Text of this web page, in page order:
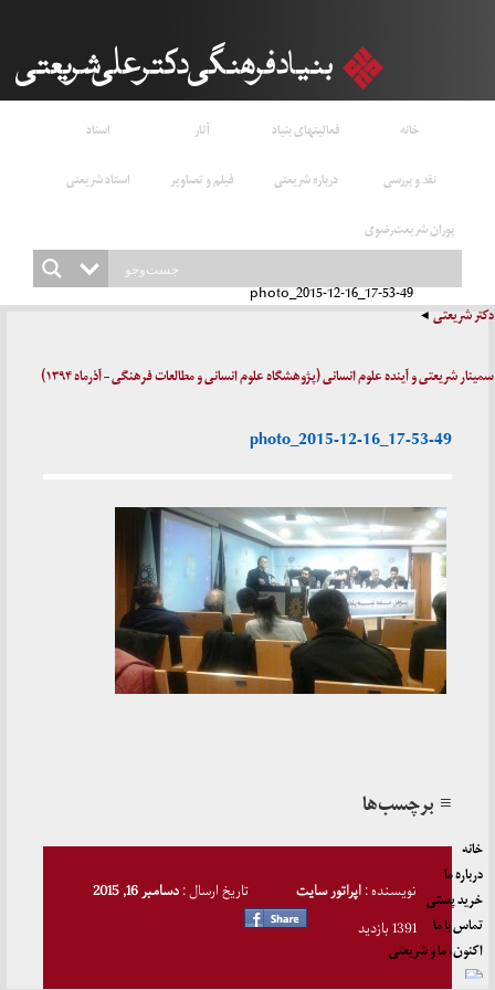
خانه فعالیتهای بنیاد آثار
اسناد
نقد و بررسی
درباره شریعتی فیلم و تصاویر
استاد شریعتی
پوران شریعت‌رضوی
دکتر شریعتی
سمینار شریعتی و آینده علوم انسانی (پژوهشگاه علوم انسانی و مطالعات فرهنگی – آذرماه ۱۳۹۴)
photo_2015-12-16_17-53-49
photo_2015-12-16_17-53-49
≡ برچسب‌ها
نویسنده :اپراتور سایت تاریخ ارسال :دسامبر 16, 2015
1391 بازدید
خانه
درباره ما
خرید پستی
تماس با ما
اکنون، ما و شریعتی